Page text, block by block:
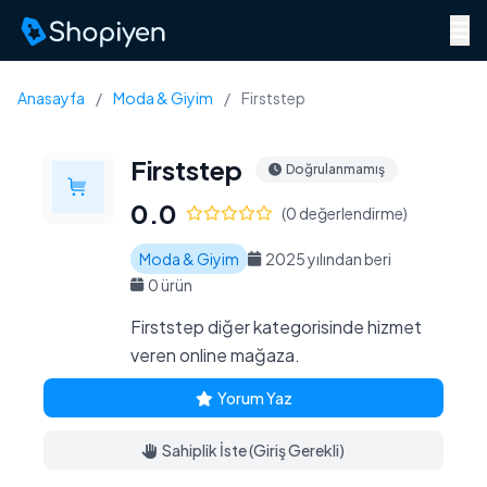
Anasayfa / Moda & Giyim / Firststep
Firststep Doğrulanmamış
0.0 (0 değerlendirme)
Moda & Giyim
2025 yılından beri
0 ürün
Firststep diğer kategorisinde hizmet
veren online mağaza.
Yorum Yaz
Sahiplik İste (Giriş Gerekli)